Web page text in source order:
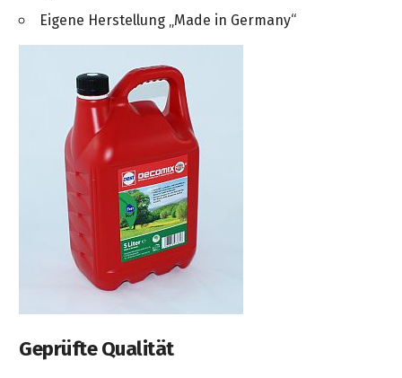
Eigene Herstellung „Made in Germany“
Geprüfte Qualität